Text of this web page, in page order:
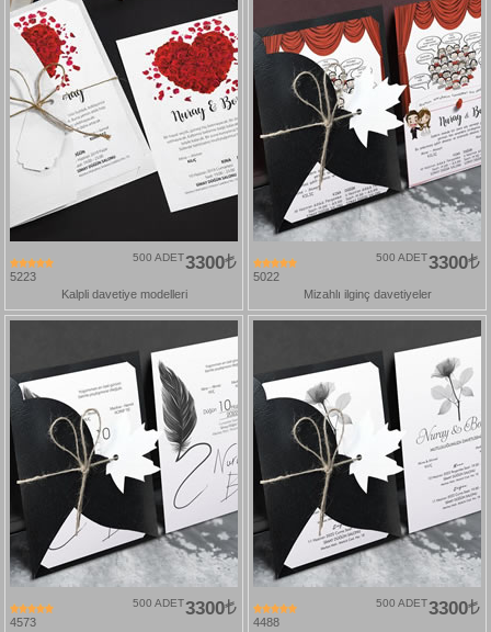
5223
3300
500 ADET
Kalpli davetiye modelleri
5022
3300
500 ADET
Mizahlı ilginç davetiyeler
4573
3300
500 ADET
4488
3300
500 ADET